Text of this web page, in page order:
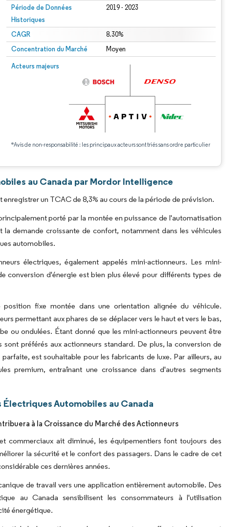
Période de Données
Historiques
2019 - 2023
CAGR 8.30%
Concentration du Marché Moyen
Acteurs majeurs
*Avis de non-responsabilité : les principaux acteurs sont triés sans ordre particulier
au Canada par Mordor Intelligence
un TCAC de 8,3% au cours de la période de prévision.
porté par la montée en puissance de l'automatisation
demande croissante de confort, notamment dans les véhicules
automobiles.
électriques, également appelés mini-actionneurs. Les mini-
conversion d'énergie est bien plus élevé pour différents types de
fixe montée dans une orientation alignée du véhicule.
permettant aux phares de se déplacer vers le haut et vers le bas,
ou ondulées. Étant donné que les mini-actionneurs peuvent être
préférés aux actionneurs standard. De plus, la conversion de
est souhaitable pour les fabricants de luxe. Par ailleurs, au
premium, entraînant une croissance dans d'autres segments
Automobiles au Canada
à la Croissance du Marché des Actionneurs
commerciaux ait diminué, les équipementiers font toujours des
la sécurité et le confort des passagers. Dans le cadre de cet
ces dernières années.
de travail vers une application entièrement automobile. Des
au Canada sensibilisent les consommateurs à l'utilisation
énergétique.